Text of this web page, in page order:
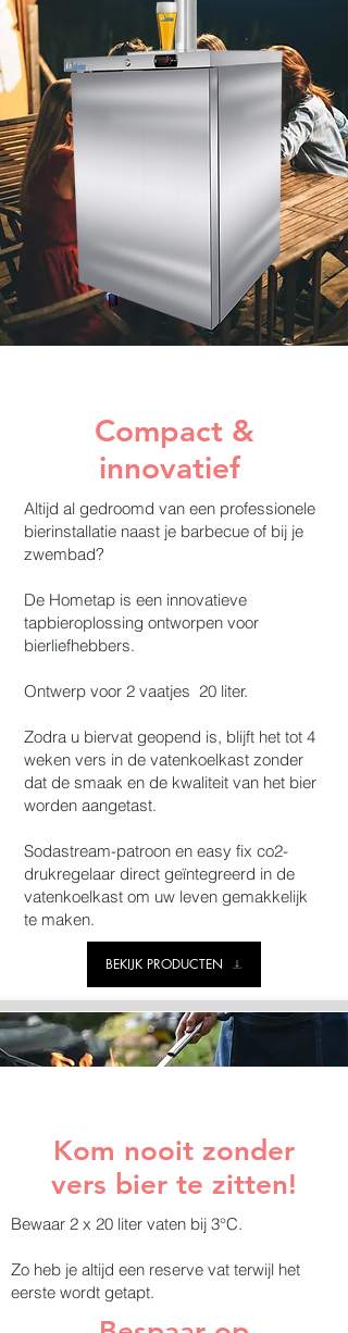
Compact &
innovatief
Altijd al gedroomd van een professionele
bierinstallatie naast je barbecue of bij je
zwembad?
De Hometap is een innovatieve
tapbieroplossing ontworpen voor
bierliefhebbers.
Ontwerp voor 2 vaatjes 20 liter.
Zodra u biervat geopend is, blijft het tot 4
weken vers in de vatenkoelkast zonder
dat de smaak en de kwaliteit van het bier
worden aangetast.
Sodastream-patroon en easy fix co2-
drukregelaar direct geïntegreerd in de
vatenkoelkast om uw leven gemakkelijk
te maken.
BEKIJK PRODUCTEN
Kom nooit zonder
vers bier te zitten!
Bewaar 2 x 20 liter vaten bij 3°C.
Zo heb je altijd een reserve vat terwijl het
eerste wordt getapt.